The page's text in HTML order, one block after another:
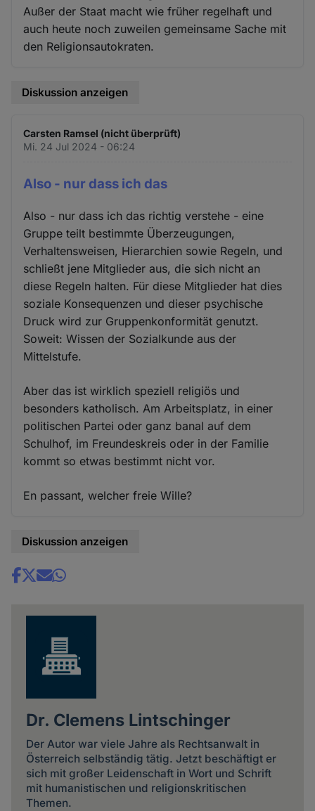
Außer der Staat macht wie früher regelhaft und
auch heute noch zuweilen gemeinsame Sache mit
den Religionsautokraten.
Diskussion anzeigen
Carsten Ramsel (nicht überprüft)
Mi. 24 Jul 2024 - 06:24
Also - nur dass ich das
Also - nur dass ich das richtig verstehe - eine
Gruppe teilt bestimmte Überzeugungen,
Verhaltensweisen, Hierarchien sowie Regeln, und
schließt jene Mitglieder aus, die sich nicht an
diese Regeln halten. Für diese Mitglieder hat dies
soziale Konsequenzen und dieser psychische
Druck wird zur Gruppenkonformität genutzt.
Soweit: Wissen der Sozialkunde aus der
Mittelstufe.
Aber das ist wirklich speziell religiös und
besonders katholisch. Am Arbeitsplatz, in einer
politischen Partei oder ganz banal auf dem
Schulhof, im Freundeskreis oder in der Familie
kommt so etwas bestimmt nicht vor.
En passant, welcher freie Wille?
Diskussion anzeigen
Share
Dr. Clemens Lintschinger
Der Autor war viele Jahre als Rechtsanwalt in
Österreich selbständig tätig. Jetzt beschäftigt er
sich mit großer Leidenschaft in Wort und Schrift
mit humanistischen und religionskritischen
Themen.